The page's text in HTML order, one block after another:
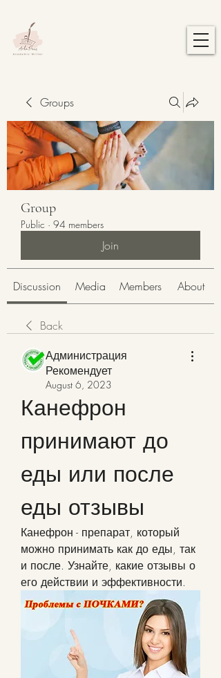
Groups
Group
Public · 94 members
Join
Discussion Media Members About
Back
Администрация
Рекомендует
August 6, 2023
Канефрон
принимают до
еды или после
еды отзывы
Канефрон - препарат, который
можно принимать как до еды, так
и после. Узнайте, какие отзывы о
его действии и эффективности.